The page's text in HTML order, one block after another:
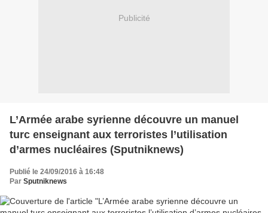
Publicité
L’Armée arabe syrienne découvre un manuel
turc enseignant aux terroristes l’utilisation
d’armes nucléaires (Sputniknews)
Publié le 24/09/2016 à 16:48
Par Sputniknews